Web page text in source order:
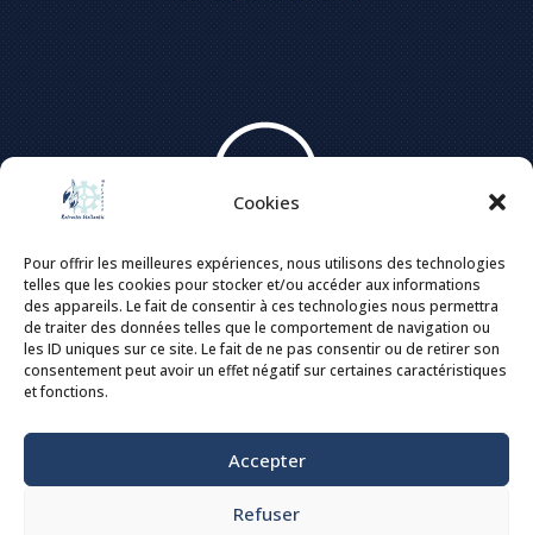
Cookies
Pour offrir les meilleures expériences, nous utilisons des technologies
telles que les cookies pour stocker et/ou accéder aux informations
des appareils. Le fait de consentir à ces technologies nous permettra
de traiter des données telles que le comportement de navigation ou
les ID uniques sur ce site. Le fait de ne pas consentir ou de retirer son
consentement peut avoir un effet négatif sur certaines caractéristiques
et fonctions.
Accepter
Refuser
©2023. Amicale des retraités Stellantis Mulhouse
Mentions légales